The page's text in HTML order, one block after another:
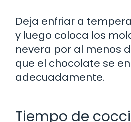
Deja enfriar a
y luego coloca los
nevera por al menos
que el chocolate se
adecuadamente.
Tiempo de